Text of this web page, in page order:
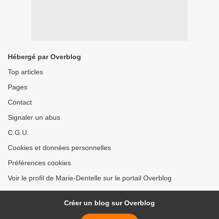
Hébergé par Overblog
Top articles
Pages
Contact
Signaler un abus
C.G.U.
Cookies et données personnelles
Préférences cookies
Voir le profil de Marie-Dentelle sur le portail Overblog
Créer un blog sur Overblog